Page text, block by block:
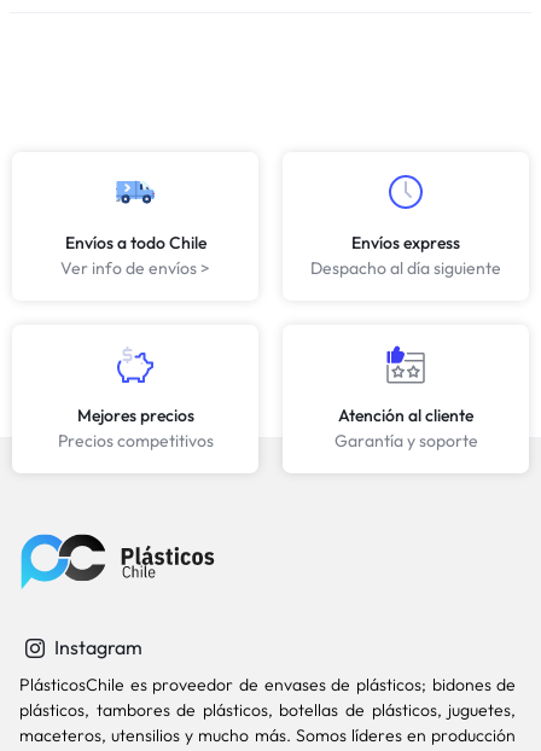
Envíos a todo Chile
Ver info de envíos >
Envíos express
Despacho al día siguiente
Mejores precios
Precios competitivos
Atención al cliente
Garantía y soporte
Instagram
PlásticosChile es proveedor de envases de plásticos; bidones de
plásticos, tambores de plásticos, botellas de plásticos, juguetes,
maceteros, utensilios y mucho más. Somos líderes en producción